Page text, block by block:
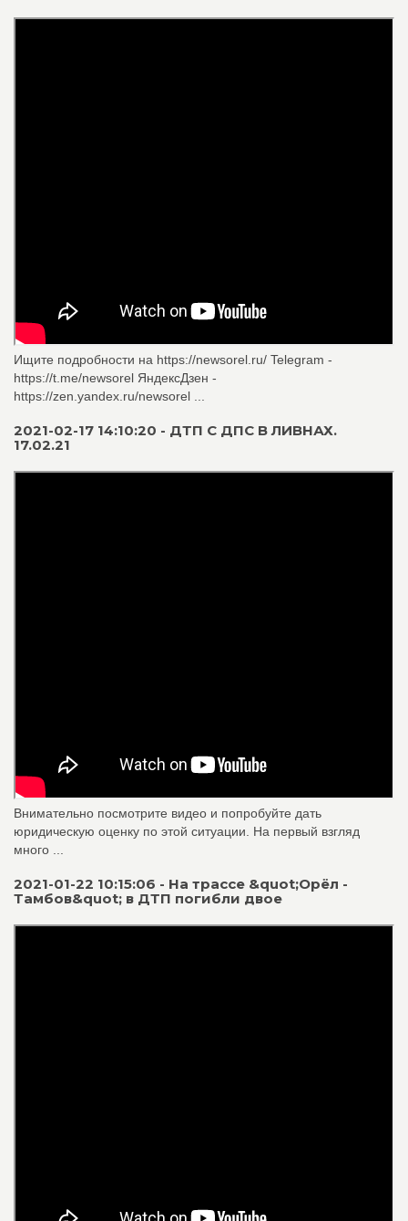
Ищите подробности на https://newsorel.ru/ Telegram -
https://t.me/newsorel ЯндексДзен -
https://zen.yandex.ru/newsorel ...
2021-02-17 14:10:20 - ДТП С ДПС В ЛИВНАХ.
17.02.21
Внимательно посмотрите видео и попробуйте дать
юридическую оценку по этой ситуации. На первый взгляд
много ...
2021-01-22 10:15:06 - На трассе &quot;Орёл -
Тамбов&quot; в ДТП погибли двое